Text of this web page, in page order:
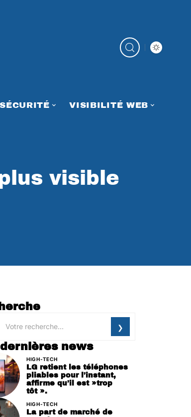
SÉCURITÉ VISIBILITÉ WEB
visible
dernières news
HIGH-TECH
LG retient les téléphones
pliables pour l’instant,
affirme qu’il est »trop
tôt ».
HIGH-TECH
La part de marché de